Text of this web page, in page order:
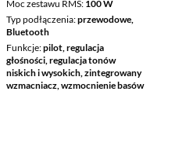
Moc zestawu RMS 100 W
Typ podłączenia przewodowe,
Bluetooth
Funkcje pilot, regulacja
głośności, regulacja tonów
niskich i wysokich, zintegrowany
wzmacniacz, wzmocnienie basów